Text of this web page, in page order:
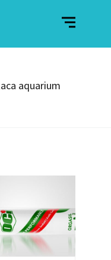
aquarium